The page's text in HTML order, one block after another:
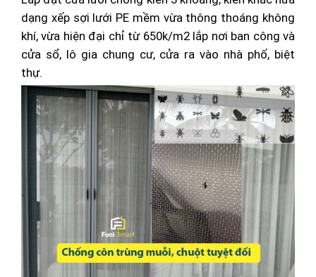
dạng xếp sợi lưới PE mềm vừa thông thoáng không
khí, vừa hiện đại chỉ từ 650k/m2 lắp nơi ban công và
cửa sổ, lô gia chung cư, cửa ra vào nhà phố, biệt
thự.